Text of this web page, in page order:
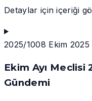
Detaylar için içeriği
2025/1008 Ekim 2025
Ekim Ayı Meclisi
Gündemi